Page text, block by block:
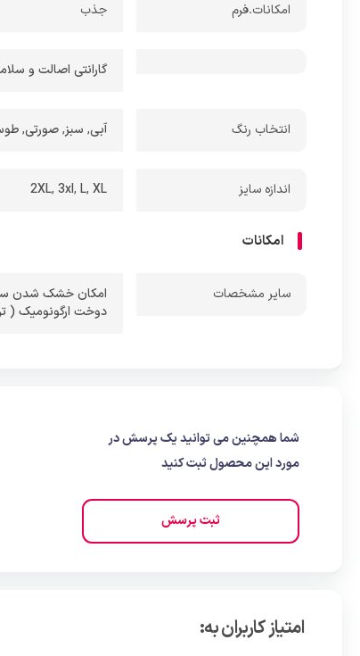
امکانات.فرم جذب
گارانتی اصالت و سلامت فیزیکی
انتخاب رنگ آبی, سبز,صورتی,
اندازه سایز 2XL, 3xl, L, XL
امکانات
ساير مشخصات امکان خشک شدن
دوخت ارگونومیک
شما همچنین می توانید یک پرسش در
مورد این محصول ثبت کنید
ثبت پرسش
امتیاز کاربران به: